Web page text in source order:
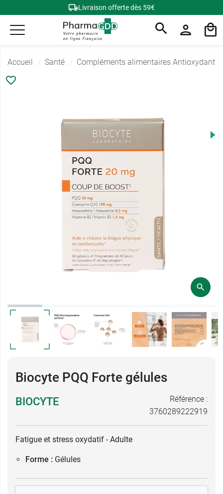
Livraison offerte dès 59€
Accueil Santé Compléments alimentaires Antioxydant
Biocyte PQQ Forte gélules
BIOCYTE
Référence :
3760289222919
Fatigue et stress oxydatif - Adulte
Forme : Gélules